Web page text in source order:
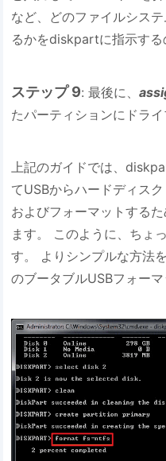
など、どのファイルシス
るかをdiskpartに指示する
ステップ 9: 最後に、
たパーティションにドラ
上記のガイドでは、
てUSBからハードディス
およびフォーマットする
ます。 このように、ちょ
す。 よりシンプルな方法
のブータブルUSBフォー